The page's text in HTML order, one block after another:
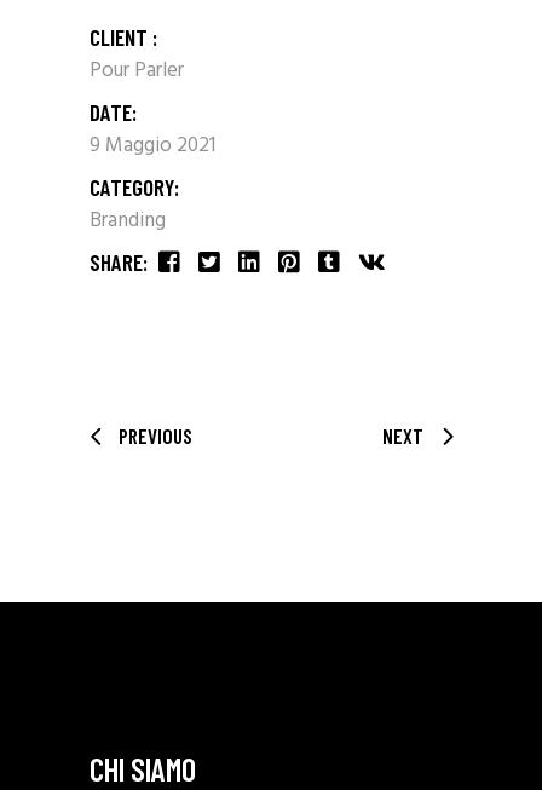
CLIENT :
Pour Parler
DATE:
9 Maggio 2021
CATEGORY:
Branding
SHARE:
PREVIOUS NEXT
CHI SIAMO